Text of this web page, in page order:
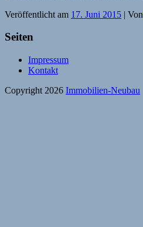
Veröffentlicht am 17. Juni 2015 | Von
Seiten
Impressum
Kontakt
Copyright 2026 Immobilien-Neubau